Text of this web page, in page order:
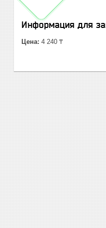
Информация для
Цена: 4 240 ₸